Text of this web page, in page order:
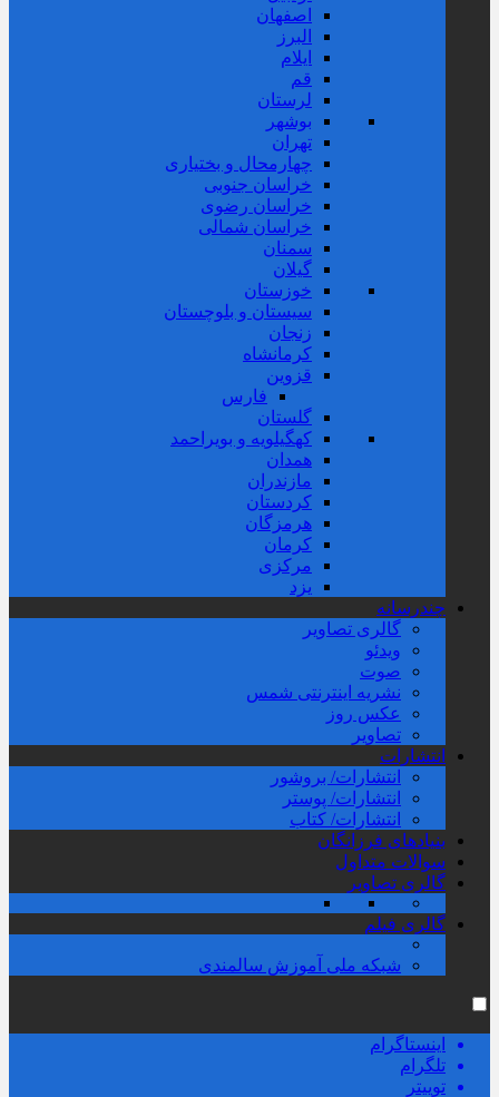
اصفهان
البرز
ایلام
قم
لرستان
بوشهر
تهران
چهارمحال و بختیاری
خراسان جنوبی
خراسان رضوی
خراسان شمالی
سمنان
گیلان
خوزستان
سیستان و بلوچستان
زنجان
کرمانشاه
قزوین
فارس
گلستان
کهگیلویه و بویراحمد
همدان
مازندران
کردستان
هرمزگان
کرمان
مرکزی
یزد
چندرسانه
گالری تصاویر
ویدئو
صوت
نشریه اینترنتی شمس
عکس روز
تصاویر
انتشارات
انتشارات/ بروشور
انتشارات/ پوستر
انتشارات/ کتاب
بنیادهای فرزانگان
سوالات متداول
گالری تصاویر
گالری فیلم
شبکه ملی آموزش سالمندی
اینستاگرام
تلگرام
توییتر